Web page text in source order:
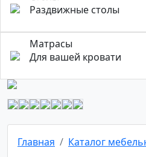
Раздвижные столы
Матрасы
Для вашей кровати
Главная Каталог